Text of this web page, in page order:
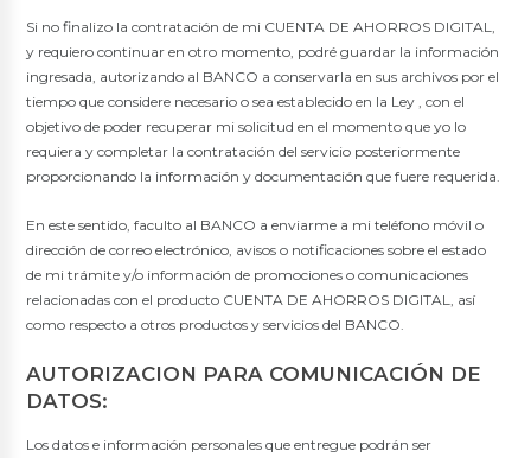
Si no finalizo la contratación de mi CUENTA DE AHORROS DIGITAL,
y requiero continuar en otro momento, podré guardar la información
ingresada, autorizando al BANCO a conservarla en sus archivos por el
tiempo que considere necesario o sea establecido en la Ley , con el
objetivo de poder recuperar mi solicitud en el momento que yo lo
requiera y completar la contratación del servicio posteriormente
proporcionando la información y documentación que fuere requerida.
En este sentido, faculto al BANCO a enviarme a mi teléfono móvil o
dirección de correo electrónico, avisos o notificaciones sobre el estado
de mi trámite y/o información de promociones o comunicaciones
relacionadas con el producto CUENTA DE AHORROS DIGITAL, así
como respecto a otros productos y servicios del BANCO.
AUTORIZACION PARA COMUNICACIÓN DE
DATOS:
Los datos e información personales que entregue podrán ser